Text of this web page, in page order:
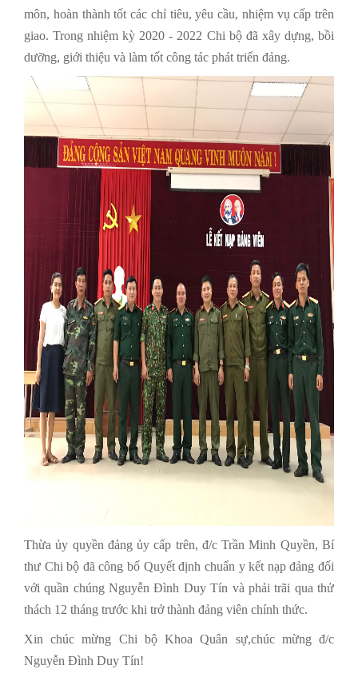
môn, hoàn thành tốt các chỉ tiêu, yêu cầu, nhiệm vụ cấp trên
giao. Trong nhiệm kỳ 2020 - 2022 Chi bộ đã xây dựng, bồi
dưỡng, giới thiệu và làm tốt công tác phát triển đảng.
Thừa ủy quyền đảng ủy cấp trên, đ/c Trần Minh Quyền, Bí
thư Chi bộ đã công bố Quyết định chuẩn y kết nạp đảng đối
với quần chúng Nguyễn Đình Duy Tín và phải trãi qua thử
thách 12 tháng trước khi trở thành đảng viên chính thức.
Xin chúc mừng Chi bộ Khoa Quân sự,chúc mừng đ/c
Nguyễn Đình Duy Tín!